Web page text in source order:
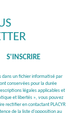
S'INSCRIRE
dans un fichier informatisé par
conservées pour la durée
légales applicables et
et libertés », vous pouvez
rectifier en contactant PLACYR
de la liste d'opposition au